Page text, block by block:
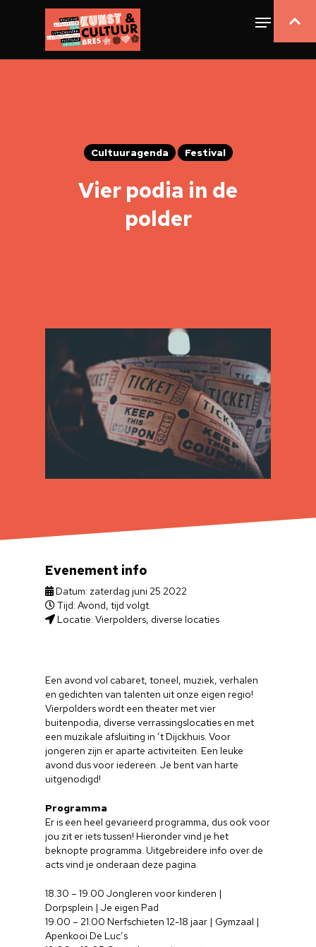
Cultuuragenda Festival
Vier podia in de
polder
Een avond vol cabaret, toneel, muziek, verhalen
en gedichten van talenten uit onze eigen regio!
Vierpolders wordt een theater met vier
buitenpodia, diverse verrassingslocaties en met
een muzikale afsluiting in ’t Dijckhuis. Voor
jongeren zijn er aparte activiteiten. Een leuke
avond dus voor iedereen. Je bent van harte
uitgenodigd!
Programma
Er is een heel gevarieerd programma, dus ook voor
jou zit er iets tussen! Hieronder vind je het
beknopte programma. Uitgebreidere info over de
acts vind je onderaan deze pagina.
18.30 – 19.00 Jongleren voor kinderen |
Dorpsplein | Je eigen Pad
19.00 – 21.00 Nerfschieten 12-18 jaar | Gymzaal |
Apenkooi De Luc’s
Evenement info
Datum: zaterdag juni 25 2022
Tijd: Avond, tijd volgt.
Locatie: Vierpolders, diverse locaties